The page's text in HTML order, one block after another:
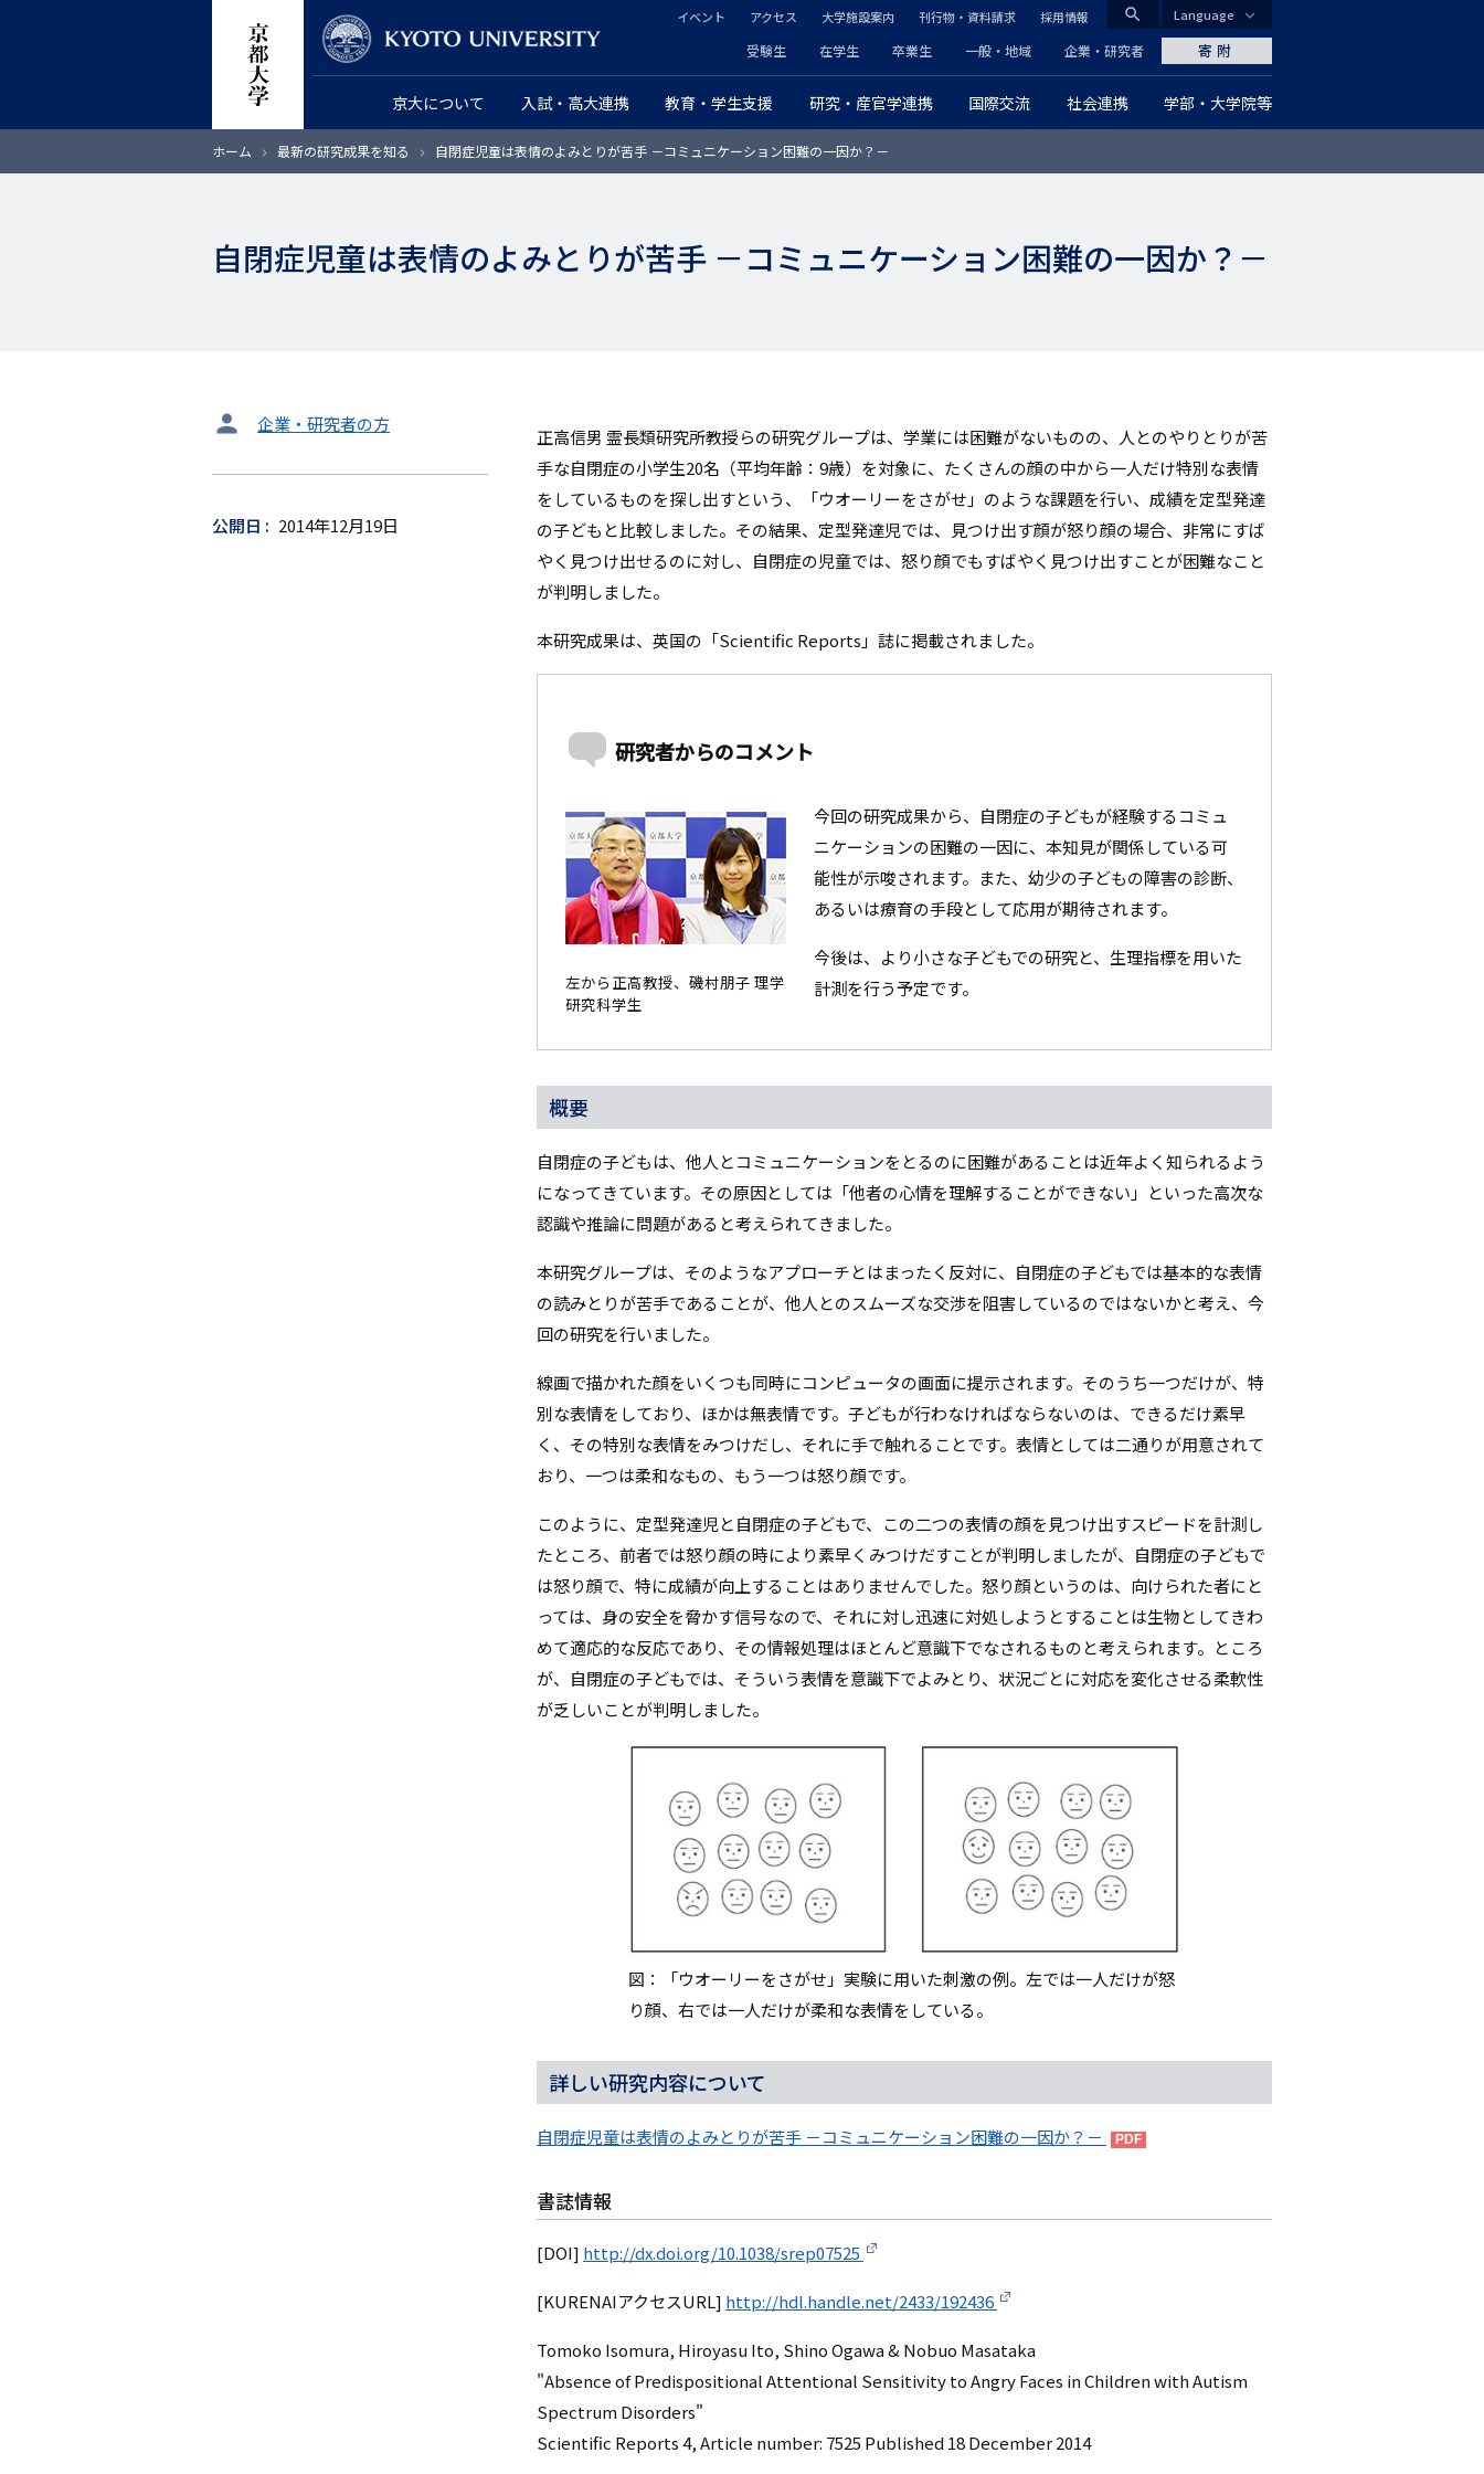
ン
CLOSE
search
グ
ロ
京大について 入試・高大連携 教育・学生支援 研究・産官学連携 国際交流 社会連携 学部・大学院等
ヘ
ッ
ダ
プ
リ
ー
リ
ン
受験生 在学生 卒業生 一般・地域 企業・研究者
ッ
ダ
ー
カ
ー
リ
ン
ク
イベント アクセス 大学施設案内 刊行物・資料請求 採用情報
寄附
Language
ホーム 最新の研究成果を知る 自閉症児童は表情のよみとりが苦手 －コミュニケーション困難の一因か？－
自閉症児童は表情のよみとりが苦手 －コミュニケーション困難の一因か？－
タ
ッ
企業・研究者の方
公開日 2014年12月19日
正高信男 霊長類研究所教授らの研究グループは、学業には困難がないものの、人とのやりとりが苦
手な自閉症の小学生20名（平均年齢：9歳）を対象に、たくさんの顔の中から一人だけ特別な表情
をしているものを探し出すという、「ウオーリーをさがせ」のような課題を行い、成績を定型発達
の子どもと比較しました。その結果、定型発達児では、見つけ出す顔が怒り顔の場合、非常にすば
やく見つけ出せるのに対し、自閉症の児童では、怒り顔でもすばやく見つけ出すことが困難なこと
が判明しました。
本研究成果は、英国の「Scientific Reports」誌に掲載されました。
研究者からのコメント
左から正高教授、磯村朋子 理学
研究科学生
今回の研究成果から、自閉症の子どもが経験するコミュ
ニケーションの困難の一因に、本知見が関係している可
能性が示唆されます。また、幼少の子どもの障害の診断、
あるいは療育の手段として応用が期待されます。
今後は、より小さな子どもでの研究と、生理指標を用いた
計測を行う予定です。
概要
自閉症の子どもは、他人とコミュニケーションをとるのに困難があることは近年よく知られるよう
になってきています。その原因としては「他者の心情を理解することができない」といった高次な
認識や推論に問題があると考えられてきました。
本研究グループは、そのようなアプローチとはまったく反対に、自閉症の子どもでは基本的な表情
の読みとりが苦手であることが、他人とのスムーズな交渉を阻害しているのではないかと考え、今
回の研究を行いました。
線画で描かれた顔をいくつも同時にコンピュータの画面に提示されます。そのうち一つだけが、特
別な表情をしており、ほかは無表情です。子どもが行わなければならないのは、できるだけ素早
く、その特別な表情をみつけだし、それに手で触れることです。表情としては二通りが用意されて
おり、一つは柔和なもの、もう一つは怒り顔です。
このように、定型発達児と自閉症の子どもで、この二つの表情の顔を見つけ出すスピードを計測し
たところ、前者では怒り顔の時により素早くみつけだすことが判明しましたが、自閉症の子どもで
は怒り顔で、特に成績が向上することはありませんでした。怒り顔というのは、向けられた者にと
っては、身の安全を脅かす信号なので、それに対し迅速に対処しようとすることは生物としてきわ
めて適応的な反応であり、その情報処理はほとんど意識下でなされるものと考えられます。ところ
が、自閉症の子どもでは、そういう表情を意識下でよみとり、状況ごとに対応を変化させる柔軟性
が乏しいことが判明しました。
図：「ウオーリーをさがせ」実験に用いた刺激の例。左では一人だけが怒
り顔、右では一人だけが柔和な表情をしている。
詳しい研究内容について
自閉症児童は表情のよみとりが苦手 －コミュニケーション困難の一因か？－
書誌情報
[DOI] http://dx.doi.org/10.1038/srep07525
[KURENAIアクセスURL] http://hdl.handle.net/2433/192436
Tomoko Isomura, Hiroyasu Ito, Shino Ogawa & Nobuo Masataka
"Absence of Predispositional Attentional Sensitivity to Angry Faces in Children with Autism
Spectrum Disorders"
Scientific Reports 4, Article number: 7525 Published 18 December 2014